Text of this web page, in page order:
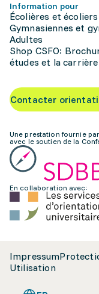
Information pour
Écolières et écoliers
Gymnasiennes et
Adultes
Shop CSFO:
études et la carrière
Contacter
Une prestation fournie
avec le soutien de la
En collaboration avec:
Impressum
Utilisation